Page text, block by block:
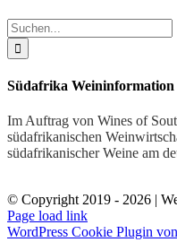
Suche
nach:
Südafrika Weininformation
Im Auftrag von Wines of
südafrikanischen
südafrikanischer Weine am
© Copyright 2019 - 2026 |
Facebook
X
YouTube
Page load link
WordPress Cookie Plugin